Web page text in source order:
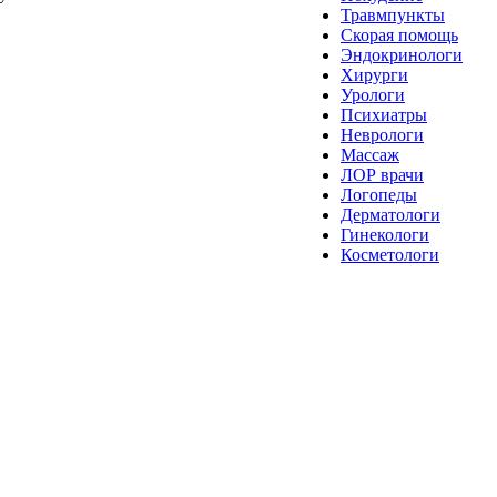
Травмпункты
Скорая помощь
Эндокринологи
Хирурги
Урологи
Психиатры
Неврологи
Массаж
ЛОР врачи
Логопеды
Дерматологи
Гинекологи
Косметологи